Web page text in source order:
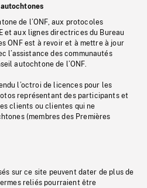
de l’ONF, aux protocoles
et aux lignes directrices du Bureau
ONF est à revoir et à mettre à jour
l’assistance des communautés
autochtone de l’ONF.
l’octroi de licences pour les
représentant des participants et
clients ou clientes qui ne
(membres des Premières
sur ce site peuvent dater de plus de
reliés pourraient être